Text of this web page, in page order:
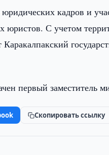
кадров и
юристов. С учетом
первый заместитель
Скопировать ссылку